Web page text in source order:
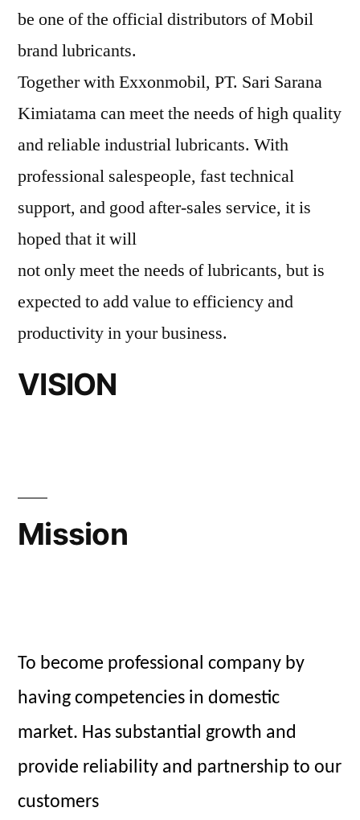
be one of the official distributors of Mobil
brand lubricants.
Together with Exxonmobil, PT. Sari Sarana
Kimiatama can meet the needs of high quality
and reliable industrial lubricants. With
professional salespeople, fast technical
support, and good after-sales service, it is
hoped that it will
not only meet the needs of lubricants, but is
expected to add value to efficiency and
productivity in your business.
VISION
Mission
To become professional company by
having competencies in domestic
market. Has substantial growth and
provide reliability and partnership to our
customers